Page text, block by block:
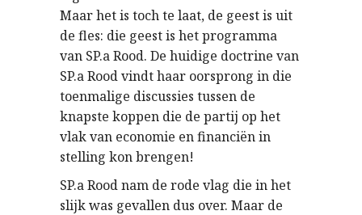
Maar het is toch te laat, de geest is uit
de fles: die geest is het programma
van SP.a Rood. De huidige doctrine van
SP.a Rood vindt haar oorsprong in die
toenmalige discussies tussen de
knapste koppen die de partij op het
vlak van economie en financiën in
stelling kon brengen!
SP.a Rood nam de rode vlag die in het
slijk was gevallen dus over. Maar de